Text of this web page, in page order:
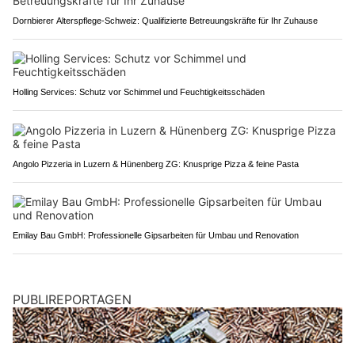
Dornbierer Alterspflege-Schweiz: Qualifizierte Betreuungskräfte für Ihr Zuhause
Holling Services: Schutz vor Schimmel und Feuchtigkeitsschäden
Angolo Pizzeria in Luzern & Hünenberg ZG: Knusprige Pizza & feine Pasta
Emilay Bau GmbH: Professionelle Gipsarbeiten für Umbau und Renovation
PUBLIREPORTAGEN